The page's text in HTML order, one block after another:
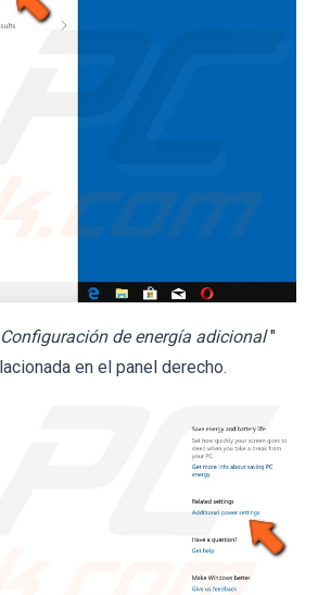
Configuración de energía adicional "
en el panel derecho.